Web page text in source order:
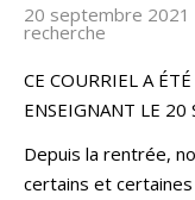
20 septembre 2021
recherche
CE COURRIEL A
ENSEIGNANT LE 20
Depuis la rentrée,
certains et